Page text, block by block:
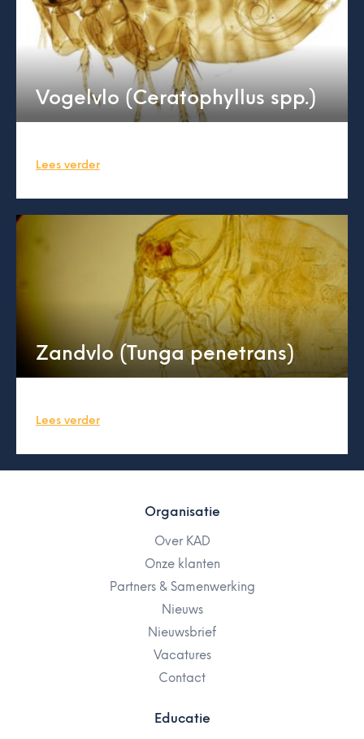
Vogelvlo (Ceratophyllus spp.)
Lees verder
Zandvlo (Tunga penetrans)
Lees verder
Organisatie
Over KAD
Onze klanten
Partners & Samenwerking
Nieuws
Nieuwsbrief
Vacatures
Contact
Educatie